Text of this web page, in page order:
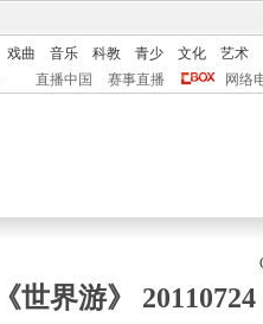
戏曲 音乐 科教 青少 文化
艺术
直播中国 赛事直播 网络
《世界游》